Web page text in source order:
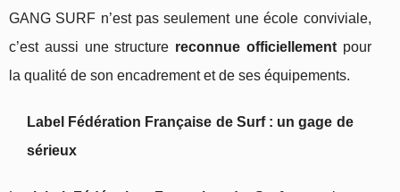
GANG SURF n’est pas seulement une école conviviale,
c’est aussi une structure reconnue officiellementpour
la qualité de son encadrement et de ses équipements.
Label Fédération Française de Surf : un gage de
sérieux